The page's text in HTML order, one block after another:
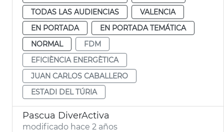
TODAS LAS AUDIENCIAS
VALENCIA
EN PORTADA
EN PORTADA TEMÁTICA
NORMAL
FDM
EFICIÈNCIA ENERGÈTICA
JUAN CARLOS CABALLERO
ESTADI DEL TÚRIA
Pascua DiverActiva
modificado hace 2 años